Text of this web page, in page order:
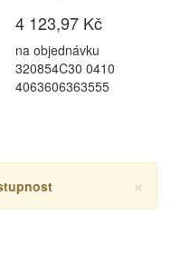
4 123,97 Kč
na objednávku
320854C30 0410
4063606363555
×